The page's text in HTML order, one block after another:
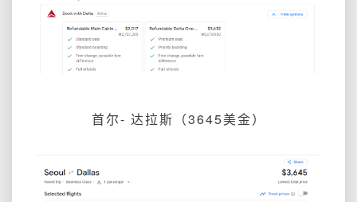
首尔- 达拉斯（3645美金）